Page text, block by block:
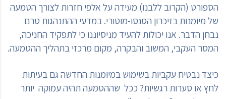
הספורט (הקרוב ללבנו) מעידה על אלפי חזרות לצורך הטמעה
של מיומנות בזיכרון הסנסו-מוטורי. במדעי ההתנהגות טרם
נבחן הדבר. אנו יכולות להעיד מניסיוננו כי לתפקיד החניכה,
המסר העקבי, המשוב והבקרה, מקום מרכזי בתהליך ההטמעה.
כיצד נבטיח עקביות בשימוש במיומנות החדשה גם בעיתות
לחץ או סערות רגשיות? ככל שההטמעה תהיה עמוקה יותר